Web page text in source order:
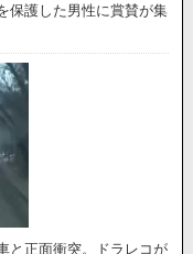
保護した男性に賞賛が集
と正面衝突。ドラレコが